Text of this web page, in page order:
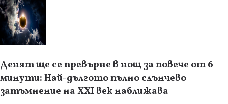
Денят ще се превърне в нощ за повече от 6
минути: Най-дългото пълно слънчево
затъмнение на XXI век наближава